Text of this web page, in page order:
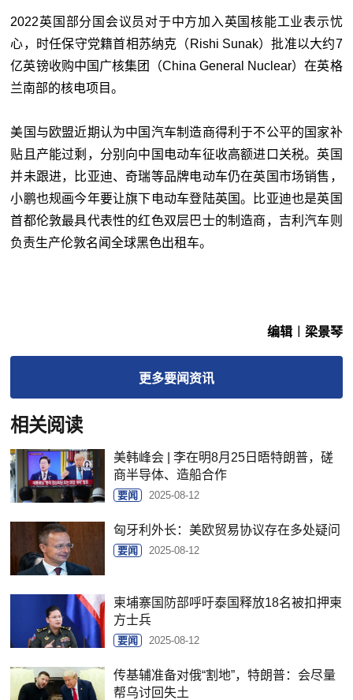
2022英国部分国会议员对于中方加入英国核能工业表示忧
心，时任保守党籍首相苏纳克（Rishi Sunak）批准以大约7
亿英镑收购中国广核集团（China General Nuclear）在英格
兰南部的核电项目。
美国与欧盟近期认为中国汽车制造商得利于不公平的国家补
贴且产能过剩，分别向中国电动车征收高额进口关税。英国
并未跟进，比亚迪、奇瑞等品牌电动车仍在英国市场销售，
小鹏也规画今年要让旗下电动车登陆英国。比亚迪也是英国
首都伦敦最具代表性的红色双层巴士的制造商，吉利汽车则
负责生产伦敦名闻全球黑色出租车。
编辑︱梁景琴
更多要闻资讯
相关阅读
美韩峰会 | 李在明8月25日晤特朗普，磋
商半导体、造船合作
要闻 2025-08-12
匈牙利外长：美欧贸易协议存在多处疑问
要闻 2025-08-12
柬埔寨国防部呼吁泰国释放18名被扣押柬
方士兵
要闻 2025-08-12
传基辅准备对俄“割地”，特朗普：会尽量
帮乌讨回失土